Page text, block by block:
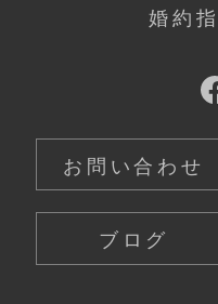
婚約
お問い合わせ
ブログ